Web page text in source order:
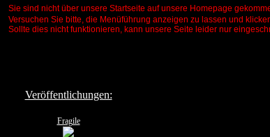
Sie sind nicht über unsere Startseite auf unsere Homepage
Versuchen Sie bitte, die Menüführung anzeigen zu lassen und
Sollte dies nicht funktionieren, kann unsere Seite leider nur
Veröffentlichungen:
Fragile